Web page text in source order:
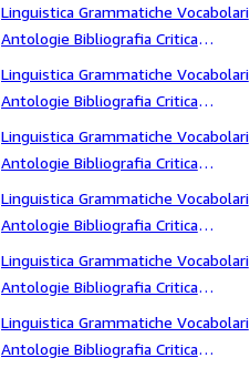
letterari Dialetti storia
Linguistica Grammatiche Vocabolari
Antologie Bibliografia Critica
letteraria Storia letteraria Saggi
letterari Dialetti Storia della
Linguistica Grammatiche Vocabolari
Antologie Bibliografia Critica
letteraria Storia letteraria Saggi
letterari Dialetti Storia della
Linguistica Grammatiche Vocabolari
Antologie Bibliografia Critica
letteraria Storia letteraria Saggi
letterari Dialetti Storia e
Linguistica Grammatiche Vocabolari
Antologie Bibliografia Critica
letteraria Storia letteraria Saggi
letterari Dialetti storia e letteratura
Linguistica Grammatiche Vocabolari
Antologie Bibliografia Critica
letteraria Storia letteraria Saggi
letterari Dialetti storia Europa
Linguistica Grammatiche Vocabolari
Antologie Bibliografia Critica